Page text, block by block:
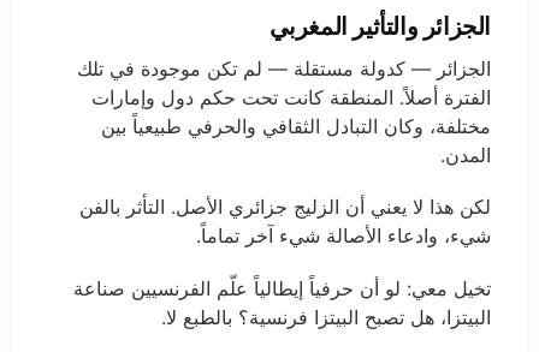
الجزائر والتأثير المغربي
الجزائر — كدولة مستقلة — لم تكن موجودة في تلك
الفترة أصلاً. المنطقة كانت تحت حكم دول وإمارات
مختلفة، وكان التبادل الثقافي والحرفي طبيعياً بين
المدن.
لكن هذا لا يعني أن الزليج جزائري الأصل. التأثر بالفن
شيء، وادعاء الأصالة شيء آخر تماماً.
تخيل معي: لو أن حرفياً إيطالياً علّم الفرنسيين صناعة
البيتزا، هل تصبح البيتزا فرنسية؟ بالطبع لا.